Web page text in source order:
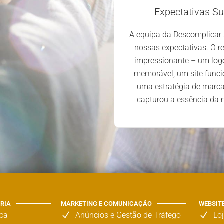
simplificou
e integração de
renovaram a imagem da
a com a sua visão e
elevou-nos a um novo
novas perspetivas.
Expectativas
A equipa da
nossas expectativas. O
impressionante – um
memorável, um site
uma estratégia de
capturou a essência da
MARKETING E COMUNICAÇÃO
Anúncios e Gestão de Tráfego